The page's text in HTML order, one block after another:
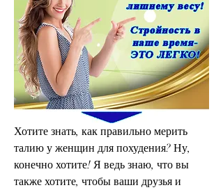
Хотите знать, как правильно мерить
талию у женщин для похудения? Ну,
конечно хотите! Я ведь знаю, что вы
также хотите, чтобы ваши друзья и